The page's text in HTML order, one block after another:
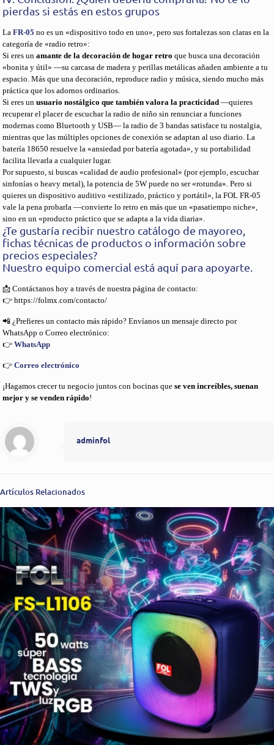
pierdas si estás en estos grupos
LaFR-05 no es un «dispositivo todo en uno», pero sus fortalezas son claras en la
categoría de «radio retro»:
Si eres unamante de la decoración de hogar retro que busca una decoración
«bonita y útil» —su carcasa de madera y perillas metálicas añaden ambiente a tu
espacio. Más que una decoración, reproduce radio y música, siendo mucho más
práctica que los adornos ordinarios.
Si eres unusuario nostálgico que también valora la practicidad —quieres
recuperar el placer de escuchar la radio de niño sin renunciar a funciones
modernas como Bluetooth y USB— la radio de 3 bandas satisface tu nostalgia,
mientras que las múltiples opciones de conexión se adaptan al uso diario. La
batería 18650 resuelve la «ansiedad por batería agotada», y su portabilidad
facilita llevarla a cualquier lugar.
Por supuesto, si buscas «calidad de audio profesional» (por ejemplo, escuchar
sinfonías o heavy metal), la potencia de 5W puede no ser «rotunda». Pero si
quieres un dispositivo auditivo «estilizado, práctico y portátil», la FOL FR-05
vale la pena probarla —convierte lo retro en más que un «pasatiempo niche»,
sino en un «producto práctico que se adapta a la vida diaria».
¿Te gustaría recibir nuestro catálogo de mayoreo,
fichas técnicas de productos o información sobre
precios especiales?
Nuestro equipo comercial está aquí para apoyarte.
📩 Contáctanos hoy a través de nuestra página de contacto:
👉 https://folmx.com/contacto/
📲 ¿Prefieres un contacto más rápido? Envíanos un mensaje directo por
WhatsApp o Correo electrónico:
👉WhatsApp
👉Correo electrónico
¡Hagamos crecer tu negocio juntos con bocinas quese ven increíbles, suenan
mejor y se venden rápido!
adminfol
Artículos Relacionados